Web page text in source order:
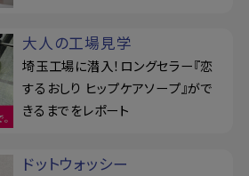
大人の工場見学
埼玉工場に潜入！ロングセラー『恋
するおしり ヒップケアソープ』がで
きるまでをレポート
ドットウォッシー